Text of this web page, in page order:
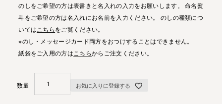
のしをご希望の方は表書きと名入れの入力をお願いします。 命名熨
斗をご希望の方は名入れにお名前を入力ください。 のしの種類につ
いては こちらをご覧ください。
※のし・メッセージカード両方をおつけすることはできません。
紙袋をご入用の方は こちらからご注文ください。
お気に入りに登録する